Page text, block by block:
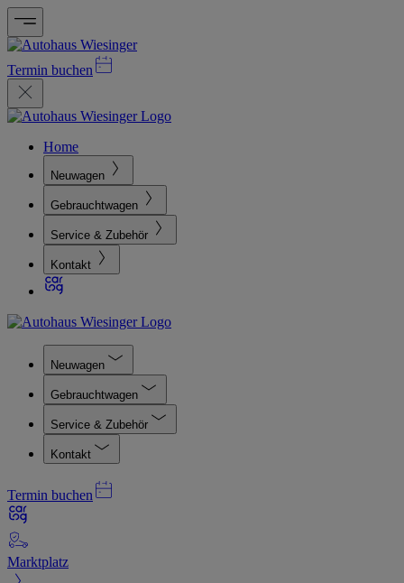
Termin buchen
Home
Neuwagen
Gebrauchtwagen
Service & Zubehör
Kontakt
Neuwagen
Gebrauchtwagen
Service & Zubehör
Kontakt
Termin buchen
Marktplatz